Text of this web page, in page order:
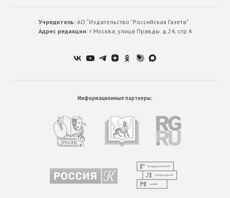
Учредитель:АО “Издательство ”Российская Газета”
Адрес редакции:г.Москва, улица Правды. д.24, стр.4
Информационные партнеры: